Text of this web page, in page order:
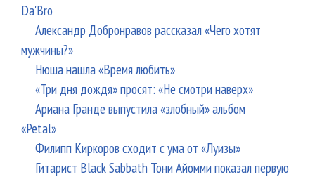
Da'Bro
Александр Добронравов рассказал «Чего хотят
мужчины?»
Нюша нашла «Время любить»
«Три дня дождя» просят: «Не смотри наверх»
Ариана Гранде выпустила «злобный» альбом
«Petal»
Филипп Киркоров сходит с ума от «Луизы»
Гитарист Black Sabbath Тони Айомми показал первую